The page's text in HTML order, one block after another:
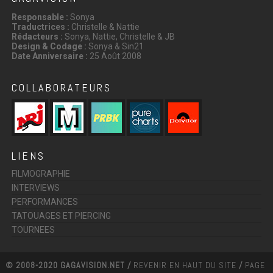
Responsable : Sonya
Traductrices : Christelle & Nattie
Rédacteurs : Sonya, Nattie, Christelle & JB
Design & Codage : Sonya & Sin21
Date Anniversaire : 25 Août 2008
COLLABORATEURS
LIENS
FILMOGRAPHIE
INTERVIEWS
PERFORMANCES
TATOUAGES ET PIERCING
TOURNEES
© 2008-2020 GAGAVISION.NET / REVENIR EN HAUT DU SITE / PAGE